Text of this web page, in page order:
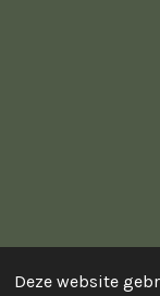
Deze website